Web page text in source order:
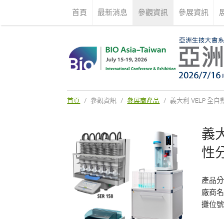
首頁 最新消息 參觀資訊 參展資訊
首頁 / 參觀資訊 / 參展商產品 / 義大利 VELP 全
義
性
產品
廠商
攤位